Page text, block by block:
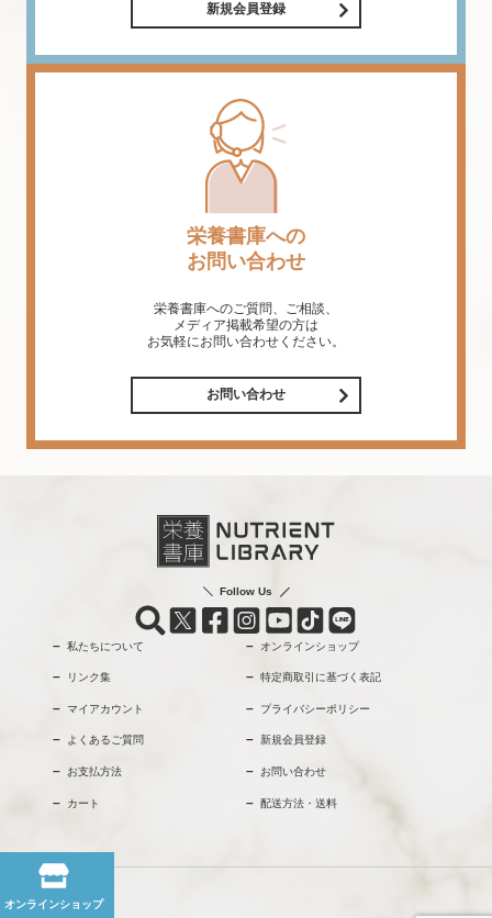
オンラインショップ
新規会員登録
栄養書庫への
お問い合わせ
栄養書庫へのご質問、ご相談、
メディア掲載希望の方は
お気軽にお問い合わせください。
お問い合わせ
Follow Us
私たちについて オンラインショップ
リンク集 特定商取引に基づく表記
マイアカウント プライバシーポリシー
よくあるご質問 新規会員登録
お支払方法 お問い合わせ
カート 配送方法・送料